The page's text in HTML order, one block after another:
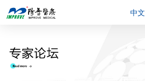
中文